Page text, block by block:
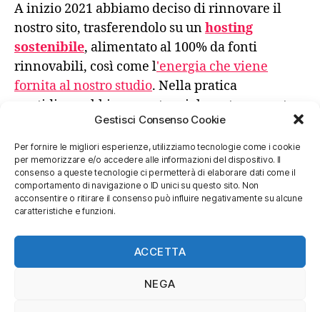
Gestisci Consenso Cookie
Per fornire le migliori esperienze, utilizziamo tecnologie come i cookie
per memorizzare e/o accedere alle informazioni del dispositivo. Il
consenso a queste tecnologie ci permetterà di elaborare dati come il
comportamento di navigazione o ID unici su questo sito. Non
acconsentire o ritirare il consenso può influire negativamente su alcune
caratteristiche e funzioni.
ACCETTA
NEGA
A inizio 2021 abbiamo deciso di rinnovare il
nostro sito, trasferendolo su unhosting
sostenibile, alimentato al 100% da fonti
rinnovabili, così come l'energia che viene
fornita al nostro studio. Nella pratica
quotidiana abbiamo sostanzialmente azzerato
l'uso di carta stampata e gli spostamenti
avvengono privilegiando sempre la scelta meno
impattante.
Un futuro migliore, sostenibile, resiliente e
piccole.